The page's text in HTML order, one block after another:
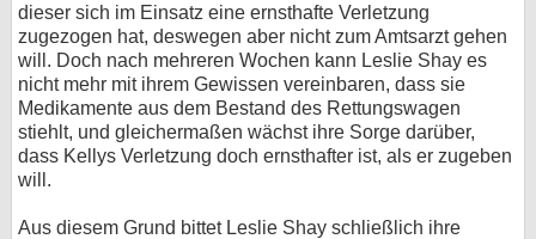
dieser sich im Einsatz eine ernsthafte Verletzung
zugezogen hat, deswegen aber nicht zum Amtsarzt gehen
will. Doch nach mehreren Wochen kann Leslie Shay es
nicht mehr mit ihrem Gewissen vereinbaren, dass sie
Medikamente aus dem Bestand des Rettungswagen
stiehlt, und gleichermaßen wächst ihre Sorge darüber,
dass Kellys Verletzung doch ernsthafter ist, als er zugeben
will.
Aus diesem Grund bittet Leslie Shay schließlich ihre
bei X
bei Facebook
Kontakt
Nutzungsbedingungen